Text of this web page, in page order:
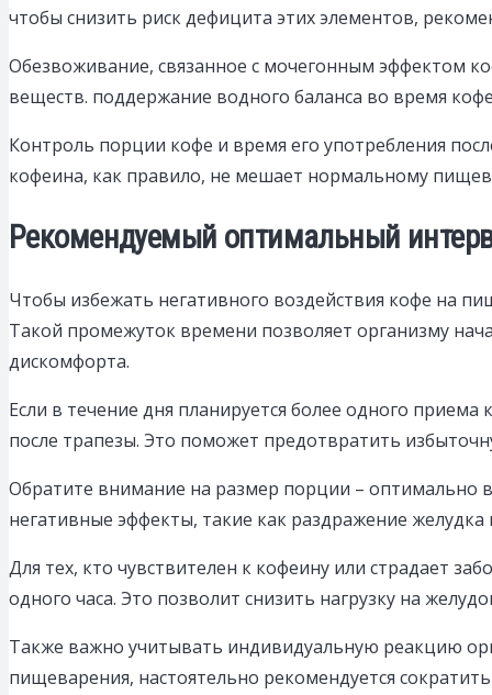
чтобы снизить риск дефицита этих элементов,
Обезвоживание, связанное с мочегонным эффектом
веществ. поддержание водного баланса во время
Контроль порции кофе и время его употребления
кофеина, как правило, не мешает нормальному
Рекомендуемый оптимальный
Чтобы избежать негативного воздействия кофе на
Такой промежуток времени позволяет организму
дискомфорта.
Если в течение дня планируется более одного
после трапезы. Это поможет предотвратить
Обратите внимание на размер порции – оптимально
негативные эффекты, такие как раздражение
Для тех, кто чувствителен к кофеину или страдает
одного часа. Это позволит снизить нагрузку на
Также важно учитывать индивидуальную реакцию
пищеварения, настоятельно рекомендуется